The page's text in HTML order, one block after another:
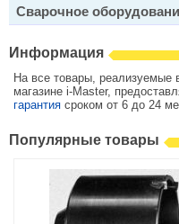
Сварочное
Информация
На все товары, реализуемые
магазине i-Master,
гарантия сроком от 6 до 24
Популярные товары